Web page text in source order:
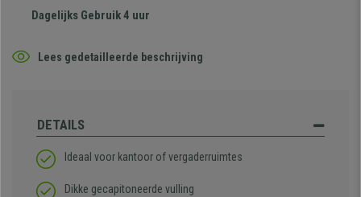
Dagelijks Gebruik 4 uur
Lees gedetailleerde beschrijving
DETAILS
Ideaal voor kantoor of vergaderruimtes
Dikke gecapitoneerde vulling